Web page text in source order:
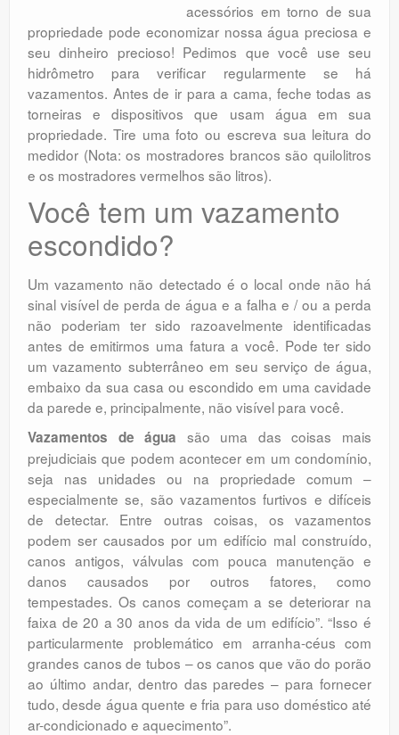
acessórios em torno de sua
propriedade pode economizar nossa água preciosa e
seu dinheiro precioso! Pedimos que você use seu
hidrômetro para verificar regularmente se há
vazamentos. Antes de ir para a cama, feche todas as
torneiras e dispositivos que usam água em sua
propriedade. Tire uma foto ou escreva sua leitura do
medidor (Nota: os mostradores brancos são quilolitros
e os mostradores vermelhos são litros).
Você tem um vazamento
escondido?
Um vazamento não detectado é o local onde não há
sinal visível de perda de água e a falha e / ou a perda
não poderiam ter sido razoavelmente identificadas
antes de emitirmos uma fatura a você. Pode ter sido
um vazamento subterrâneo em seu serviço de água,
embaixo da sua casa ou escondido em uma cavidade
da parede e, principalmente, não visível para você.
Vazamentos de água são uma das coisas mais
prejudiciais que podem acontecer em um condomínio,
seja nas unidades ou na propriedade comum –
especialmente se, são vazamentos furtivos e difíceis
de detectar. Entre outras coisas, os vazamentos
podem ser causados ​​por um edifício mal construído,
canos antigos, válvulas com pouca manutenção e
danos causados ​​por outros fatores, como
tempestades. Os canos começam a se deteriorar na
faixa de 20 a 30 anos da vida de um edifício”. “Isso é
particularmente problemático em arranha-céus com
grandes canos de tubos – os canos que vão do porão
ao último andar, dentro das paredes – para fornecer
tudo, desde água quente e fria para uso doméstico até
ar-condicionado e aquecimento”.